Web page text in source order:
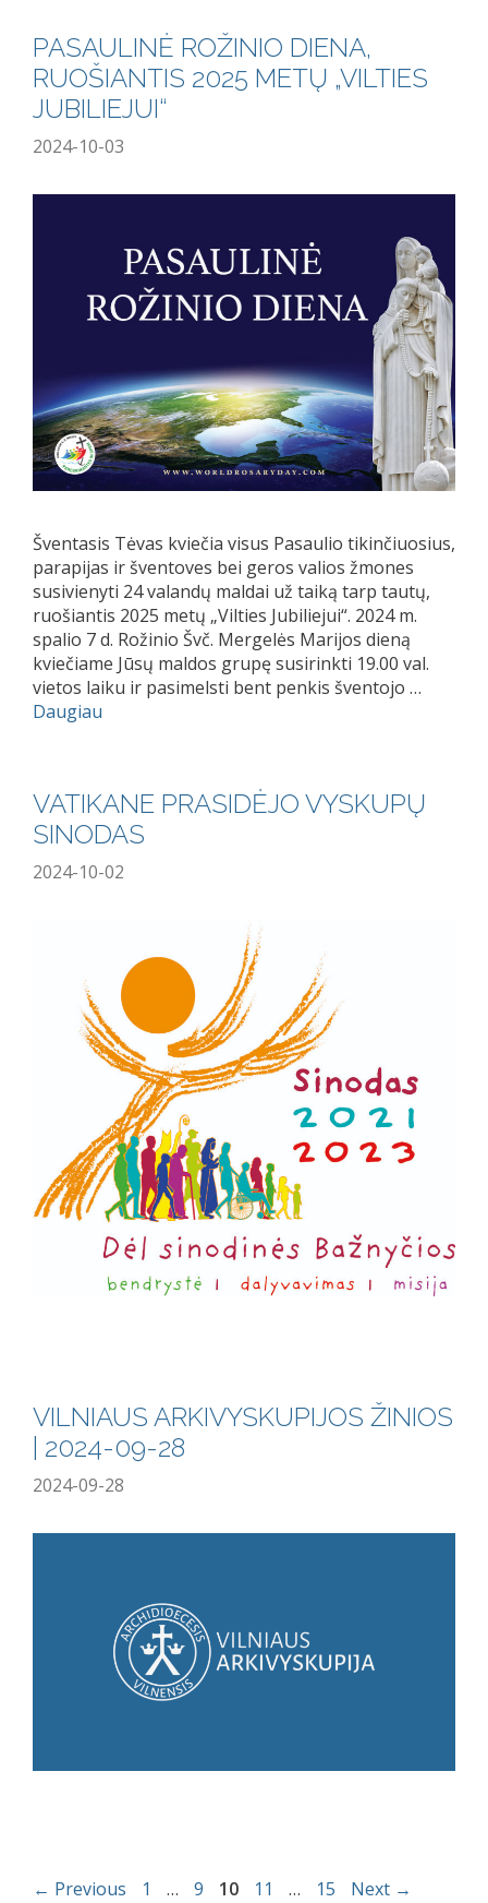
PASAULINĖ ROŽINIO DIENA,
RUOŠIANTIS 2025 METŲ „VILTIES
JUBILIEJUI“
2024-10-03
Šventasis Tėvas kviečia visus Pasaulio tikinčiuosius,
parapijas ir šventoves bei geros valios žmones
susivienyti 24 valandų maldai už taiką tarp tautų,
ruošiantis 2025 metų „Vilties Jubiliejui“. 2024 m.
spalio 7 d. Rožinio Švč. Mergelės Marijos dieną
kviečiame Jūsų maldos grupę susirinkti 19.00 val.
vietos laiku ir pasimelsti bent penkis šventojo …
Daugiau
VATIKANE PRASIDĖJO VYSKUPŲ
SINODAS
2024-10-02
VILNIAUS ARKIVYSKUPIJOS ŽINIOS
| 2024-09-28
2024-09-28
← Previous 1 … 9 10 11 … 15 Next →